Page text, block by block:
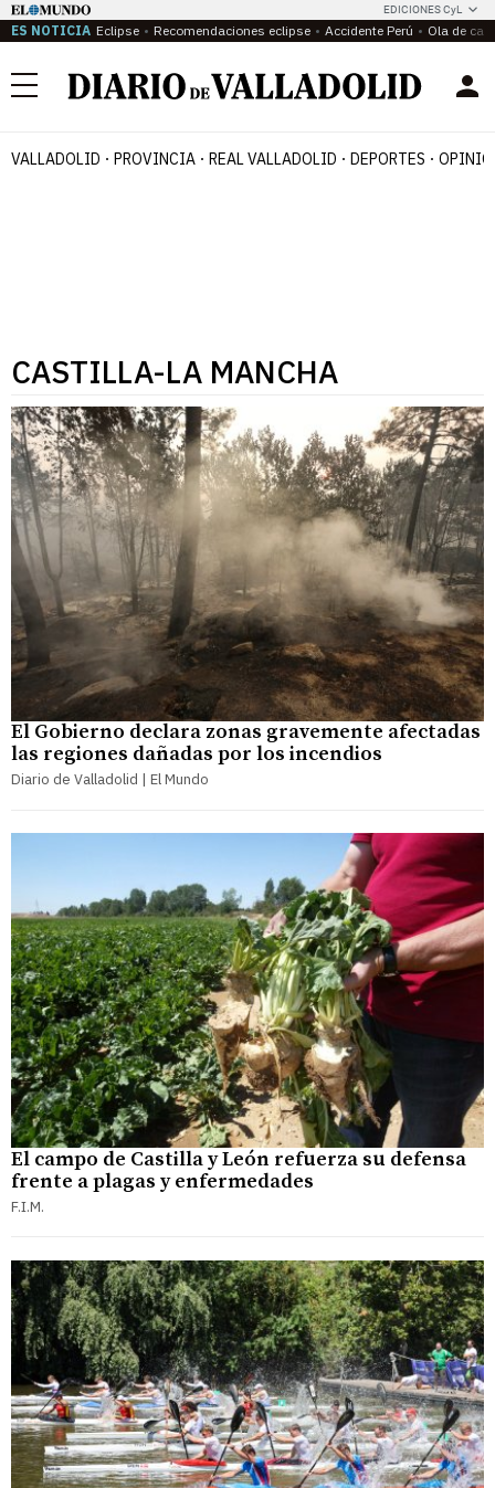
EDICIONES CyL
ES NOTICIA Eclipse Recomendaciones eclipse Accidente Perú Ola de
Menú
VALLADOLID PROVINCIA REAL VALLADOLID DEPORTES
CASTILLA-LA MANCHA
El Gobierno declara zonas gravemente afectadas
las regiones dañadas por los incendios
Diario de Valladolid | El Mundo
El campo de Castilla y León refuerza su defensa
frente a plagas y enfermedades
F.I.M.